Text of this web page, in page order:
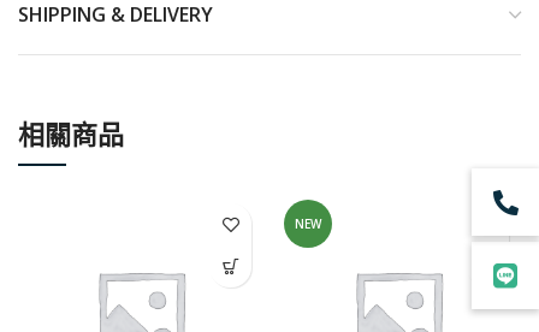
SHIPPING & DELIVERY
相關商品
NEW